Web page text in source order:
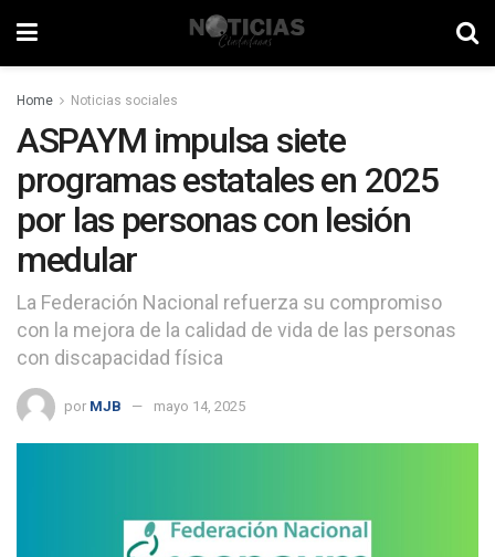
Home Noticias sociales
ASPAYM impulsa siete
programas estatales en 2025
por las personas con lesión
medular
La Federación Nacional refuerza su compromiso
con la mejora de la calidad de vida de las personas
con discapacidad física
por MJB mayo 14, 2025